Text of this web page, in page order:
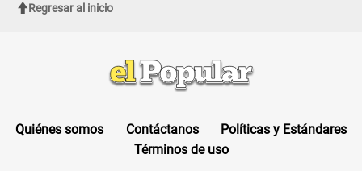
Regresar al inicio
Quiénes somos Contáctanos
Políticas y Estándares
Términos de uso